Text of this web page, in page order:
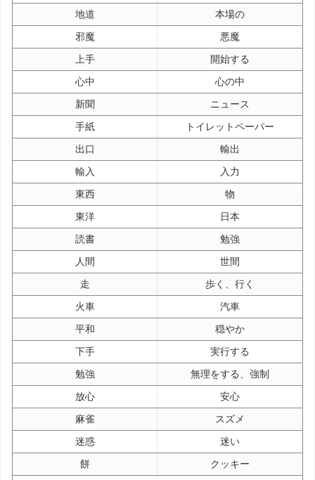
地道 本場の
邪魔 悪魔
上手 開始する
心中 心の中
新聞 ニュース
手紙 トイレットペーパー
出口 輸出
輸入 入力
東西 物
東洋 日本
読書 勉強
人間 世間
走 歩く、行く
火車 汽車
平和 穏やか
下手 実行する
勉強 無理をする、強制
放心 安心
麻雀 スズメ
迷惑 迷い
餅 クッキー